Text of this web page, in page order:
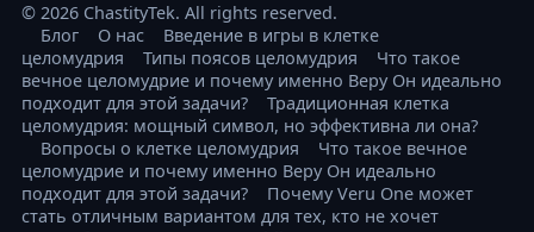
© 2026 ChastityTek. All rights reserved.
Блог
О нас
Введение в игры в клетке
целомудрия
Типы поясов целомудрия
Что такое
вечное целомудрие и почему именно Веру Он идеально
подходит для этой задачи?
Традиционная клетка
целомудрия: мощный символ, но эффективна ли она?
Вопросы о клетке целомудрия
Что такое вечное
целомудрие и почему именно Веру Он идеально
подходит для этой задачи?
Почему Veru One может
стать отличным вариантом для тех, кто не хочет